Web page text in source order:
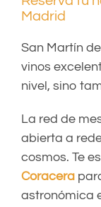
Madrid
San Martín
vinos
nivel, sino
La red de
abierta a
cosmos. Te
Coracera
astronómica